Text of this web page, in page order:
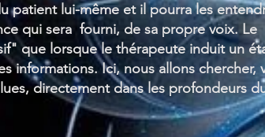
patient lui-même et il pourra les
qui sera fourni, de sa propre voix. Le
que lorsque le thérapeute induit un
informations. Ici, nous allons chercher,
directement dans les profondeurs